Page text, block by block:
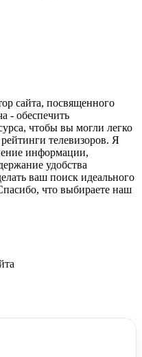
сайта, посвященного
- обеспечить
чтобы вы могли легко
телевизоров. Я
информации,
удобства
ваш поиск идеального
что выбираете наш